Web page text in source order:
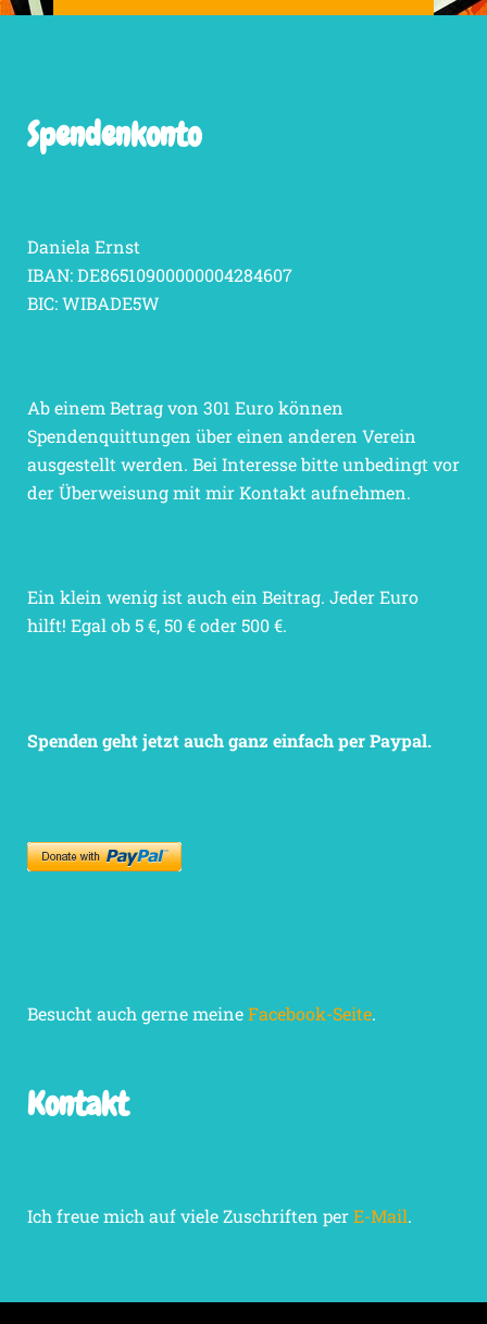
Spendenkonto
Daniela Ernst
IBAN: DE86510900000004284607
BIC: WIBADE5W
Ab einem Betrag von 301 Euro können
Spendenquittungen über einen anderen Verein
ausgestellt werden. Bei Interesse bitte unbedingt vor
der Überweisung mit mir Kontakt aufnehmen.
Ein klein wenig ist auch ein Beitrag. Jeder Euro
hilft! Egal ob 5 €, 50 € oder 500 €.
Spenden geht jetzt auch ganz einfach per Paypal.
Besucht auch gerne meineFacebook-Seite.
Kontakt
Ich freue mich auf viele Zuschriften perE-Mail.